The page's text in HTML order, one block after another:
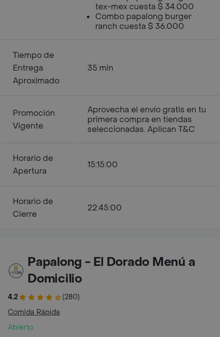
tex-mex cuesta $ 34.000
Combo papalong burger
ranch cuesta $ 36.000
Tiempo de
Entrega
Aproximado
35 min
Promoción
Vigente
Aprovecha el envío gratis en tu
primera compra en tiendas
seleccionadas. Aplican T&C
Horario de
Apertura
15:15:00
Horario de
Cierre
22:45:00
Papalong - El Dorado Menú a
Domicilio
4.2
(280)
Comida Rápida
Abierto